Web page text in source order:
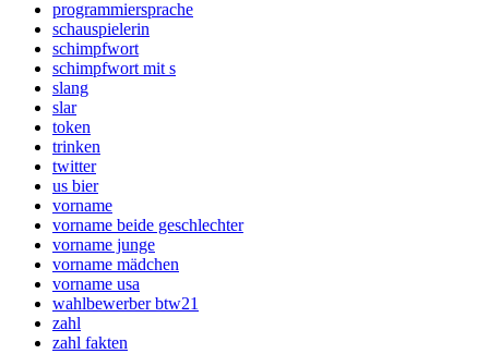
programmiersprache
schauspielerin
schimpfwort
schimpfwort mit s
slang
slar
token
trinken
twitter
us bier
vorname
vorname beide geschlechter
vorname junge
vorname mädchen
vorname usa
wahlbewerber btw21
zahl
zahl fakten